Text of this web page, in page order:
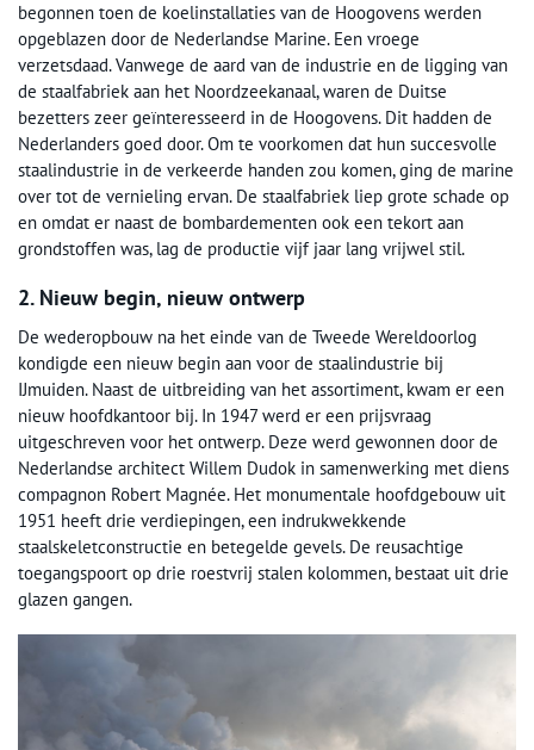
begonnen toen de koelinstallaties van de Hoogovens werden
opgeblazen door de Nederlandse Marine. Een vroege
verzetsdaad. Vanwege de aard van de industrie en de ligging van
de staalfabriek aan het Noordzeekanaal, waren de Duitse
bezetters zeer geïnteresseerd in de Hoogovens. Dit hadden de
Nederlanders goed door. Om te voorkomen dat hun succesvolle
staalindustrie in de verkeerde handen zou komen, ging de marine
over tot de vernieling ervan. De staalfabriek liep grote schade op
en omdat er naast de bombardementen ook een tekort aan
grondstoffen was, lag de productie vijf jaar lang vrijwel stil.
2. Nieuw begin, nieuw ontwerp
De wederopbouw na het einde van de Tweede Wereldoorlog
kondigde een nieuw begin aan voor de staalindustrie bij
IJmuiden. Naast de uitbreiding van het assortiment, kwam er een
nieuw hoofdkantoor bij. In 1947 werd er een prijsvraag
uitgeschreven voor het ontwerp. Deze werd gewonnen door de
Nederlandse architect Willem Dudok in samenwerking met diens
compagnon Robert Magnée. Het monumentale hoofdgebouw uit
1951 heeft drie verdiepingen, een indrukwekkende
staalskeletconstructie en betegelde gevels. De reusachtige
toegangspoort op drie roestvrij stalen kolommen, bestaat uit drie
glazen gangen.